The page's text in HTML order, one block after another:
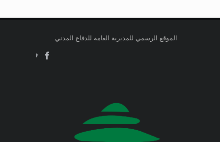
اللبناني البيان الآتي:
Jul 23, 2026
وزارة الطاقة والمياه
وزارة الخارجية والمغتربين
الموقع الرسمي للمديرية العامة للدفاع المدني